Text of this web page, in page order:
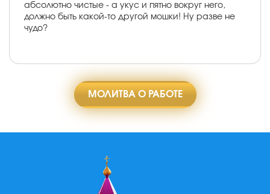
абсолютно чистые - а укус и пятно вокруг него,
должно быть какой-то другой мошки! Ну разве не
чудо?
МОЛИТВА О РАБОТЕ